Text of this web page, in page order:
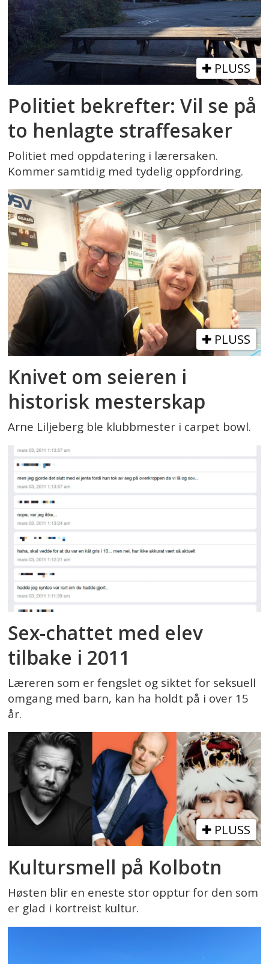
PLUSS
Politiet bekrefter: Vil se på
to henlagte straffesaker
Politiet med oppdatering i lærersaken.
Kommer samtidig med tydelig oppfordring.
PLUSS
Knivet om seieren i
historisk mesterskap
Arne Liljeberg ble klubbmester i carpet bowl.
Sex-chattet med elev
tilbake i 2011
Læreren som er fengslet og siktet for seksuell
omgang med barn, kan ha holdt på i over 15
år.
PLUSS
Kultursmell på Kolbotn
Høsten blir en eneste stor opptur for den som
er glad i kortreist kultur.